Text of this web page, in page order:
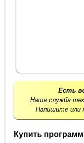
Есть
Наша служба
Напишите или
Купить